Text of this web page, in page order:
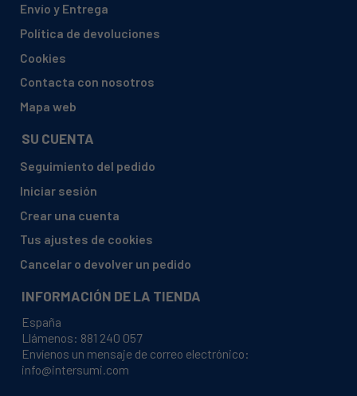
ATAG, ZX6093KZX6093KUUA03
BEHA, A600PYRA600PYR3
BEHA, A602PYRA602PYR4
BEHA, A602PYRHVA602PYRHV1
BEHA, A602PYRHVA602PYRHV2
BEHA, A602PYRHVA602PYRHV4
Envío y Entrega
Política de devoluciones
Cookies
Contacta con nosotros
Mapa web
SU CUENTA
Seguimiento del pedido
Iniciar sesión
Crear una cuenta
Tus ajustes de cookies
Cancelar o devolver un pedido
INFORMACIÓN DE LA TIENDA
España
Llámenos: 881 240 057
Envíenos un mensaje de correo electrónico:
info@intersumi.com